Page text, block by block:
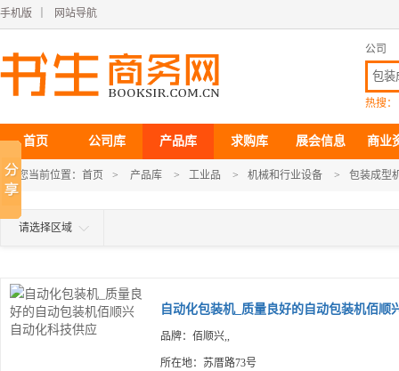
手机版 网站导航
公司
热搜：
首页 公司库 产品库 求购库 展会信息 商业
您当前位置： 首页 > 产品库 > 工业品 > 机械和行业设备 > 包装成型
请选择区域
自动化包装机_质量良好的自动包装机佰顺
品牌：佰顺兴,,
所在地：苏厝路73号